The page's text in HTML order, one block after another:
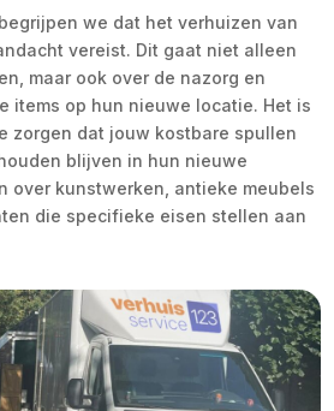
we dat het verhuizen van
vereist. Dit gaat niet alleen
maar ook over de nazorg en
items op hun nieuwe locatie. Het is
zorgen dat jouw kostbare spullen
blijven in hun nieuwe
over kunstwerken, antieke meubels
die specifieke eisen stellen aan